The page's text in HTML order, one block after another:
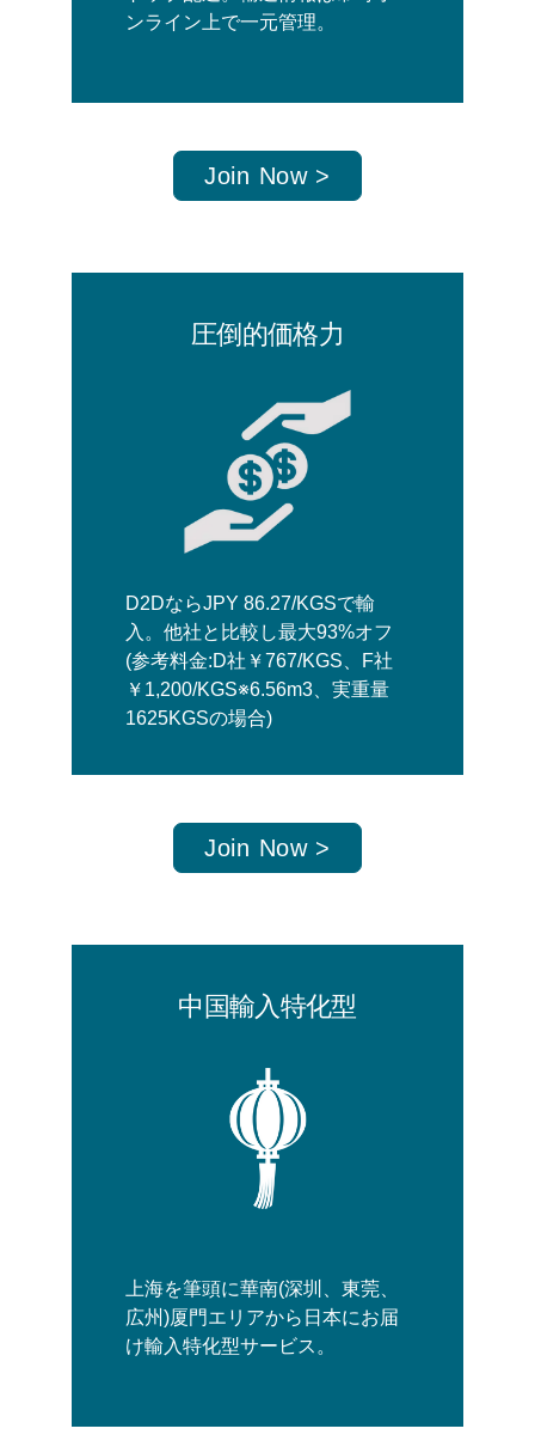
ンライン上で一元管理。
Join Now >
圧倒的価格力
D2DならJPY 86.27/KGSで輸
入。他社と比較し最大93%オフ
(参考料金:D社￥767/KGS、F社
￥1,200/KGS※6.56m3、実重量
1625KGSの場合)
Join Now >
中国輸入特化型
上海を筆頭に華南(深圳、東莞、
広州)厦門エリアから日本にお届
け輸入特化型サービス。